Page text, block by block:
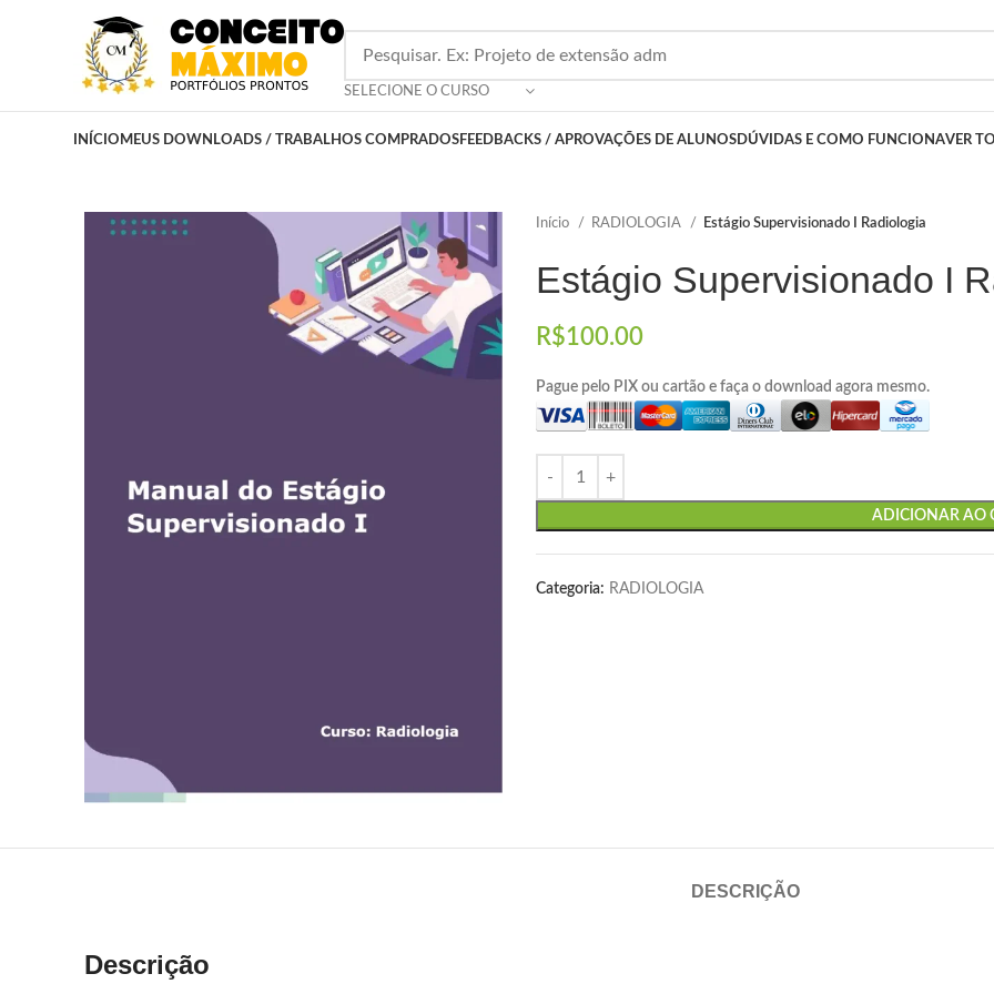
SELECIONE O CURSO
INÍCIO MEUS DOWNLOADS / TRABALHOS COMPRADOSFEEDBACKS / APROVAÇÕES DE ALUNOS DÚVIDAS E COMO FUNCIONAVER
Início RADIOLOGIA Estágio Supervisionado I Radiologia
Estágio Supervisionado I
R$100.00
Pague pelo PIX ou cartão e faça o download agora mesmo.
ADICIONAR AO
Categoria: RADIOLOGIA
DESCRIÇÃO
Descrição